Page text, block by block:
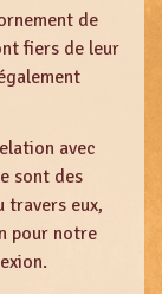
de
fiers de leur
avec
sont des
travers eux,
pour notre